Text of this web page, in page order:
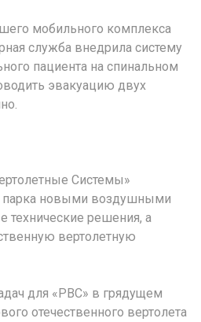
мобильного комплекса
служба внедрила систему
пациента на спинальном
эвакуацию двух
Системы»
парка новыми воздушными
технические решения, а
вертолетную
для «РВС» в грядущем
отечественного вертолета